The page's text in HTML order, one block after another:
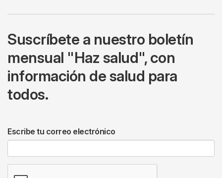
Suscríbete a nuestro boletín
mensual "Haz salud", con
información de salud para
todos.
Escribe tu correo electrónico